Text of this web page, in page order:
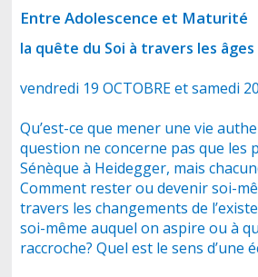
Entre Adolescence et Maturité
la quête du Soi à travers les âges
vendredi 19 OCTOBRE et samedi
Qu’est-ce que mener une vie
question ne concerne pas que les
Sénèque à Heidegger, mais
Comment rester ou devenir soi-
travers les changements de
soi-même auquel on aspire ou à
raccroche? Quel est le sens d’une